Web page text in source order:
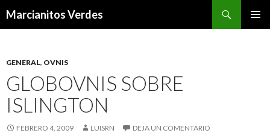
Marcianitos Verdes
GENERAL, OVNIS
GLOBOVNIS SOBRE
ISLINGTON
FEBRERO 4, 2009 LUISRN DEJA UN COMENTARIO